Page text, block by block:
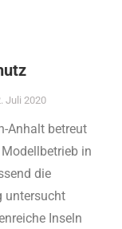
Juli 2020
Anhalt betreut
in
die
untersucht
Inseln